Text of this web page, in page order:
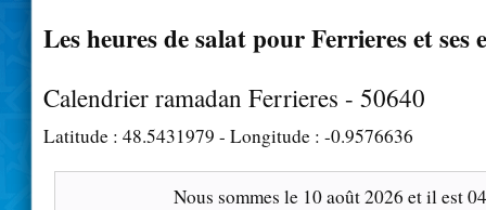
Les heures de salat pour Ferrieres et ses
Calendrier ramadan Ferrieres - 50640
Latitude : 48.5431979 - Longitude : -0.9576636
Nous sommes le 10 août 2026 et il est